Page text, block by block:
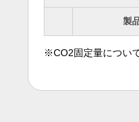
製
※CO2固定量につい